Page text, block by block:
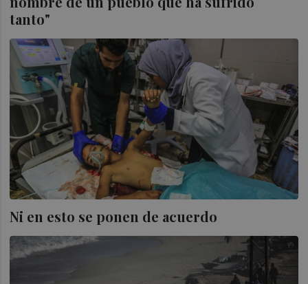
tanto"
Ni en esto se ponen de acuerdo